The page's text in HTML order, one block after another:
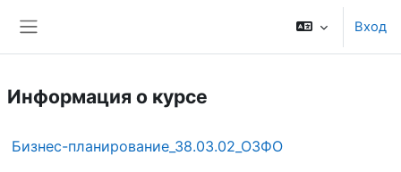
Вход
Информация о курсе
Бизнес-планирование_38.03.02_ОЗФО